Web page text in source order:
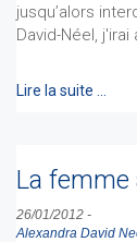
jusqu’alors
David-Néel,
Lire la suite …
La femme
26/01/2012 -
Alexandra David